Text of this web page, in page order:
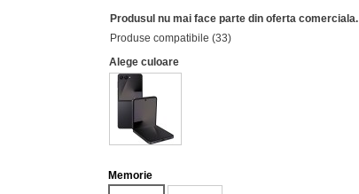
Produsul nu mai face parte din oferta comerciala.
Produse compatibile (33)
Alege culoare
Memorie